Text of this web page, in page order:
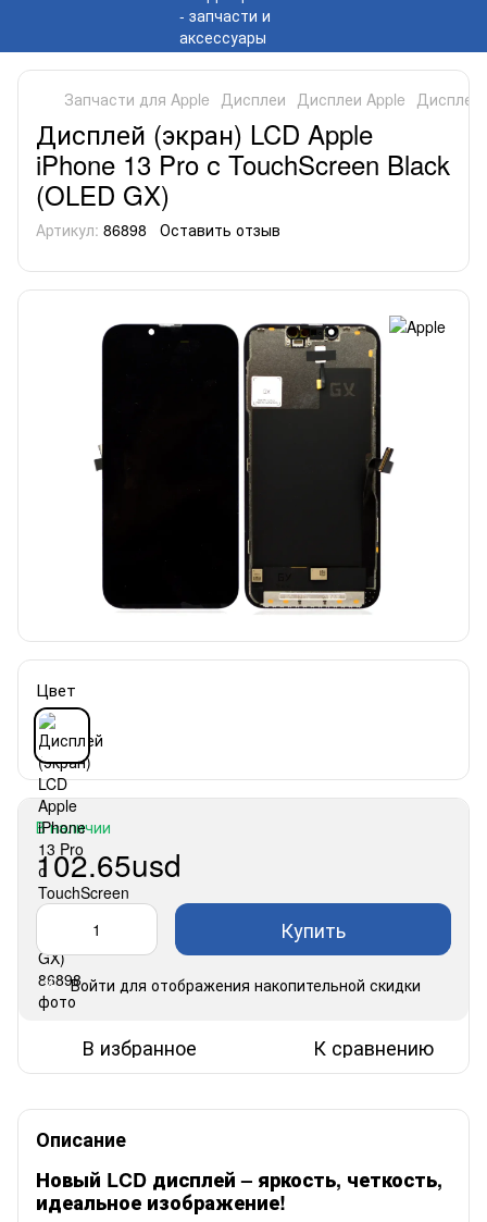
Запчасти для Apple Дисплеи Дисплеи Apple Дисплей
Дисплей (экран) LCD Apple
iPhone 13 Pro с TouchScreen Black
(OLED GX)
Артикул: 86898 Оставить отзыв
Цвет
В наличии
102.65usd
Купить
% Войти для отображения накопительной скидки
В избранное К сравнению
Описание
Новый LCD дисплей– яркость, четкость,
идеальное изображение!